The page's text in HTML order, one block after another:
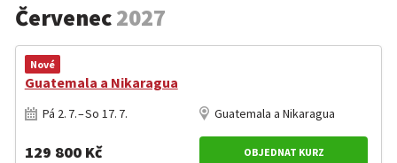
Červenec2027
Nové
Guatemala a Nikaragua
Pá 2. 7. – So 17. 7. Guatemala a Nikaragua
129 800 Kč OBJEDNAT KURZ